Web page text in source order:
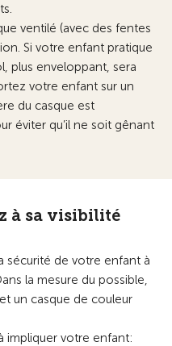
ventilé (avec des fentes
Si votre enfant pratique
plus enveloppant, sera
votre enfant sur un
du casque est
éviter qu’il ne soit gênant
à sa visibilité
sécurité de votre enfant à
la mesure du possible,
un casque de couleur
impliquer votre enfant: